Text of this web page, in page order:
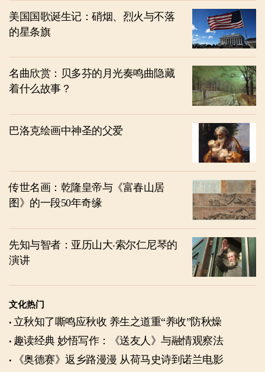
美国国歌诞生记：硝烟、烈火与不落
的星条旗
名曲欣赏：贝多芬的月光奏鸣曲隐藏
着什么故事？
巴洛克绘画中神圣的父爱
传世名画：乾隆皇帝与《富春山居
图》的一段50年奇缘
先知与智者：亚历山大‧索尔仁尼琴的
演讲
文化热门
立秋知了嘶鸣应秋收 养生之道重“养收”防秋燥
趣读经典 妙悟写作：《送友人》与融情观察法
《奥德赛》返乡路漫漫 从荷马史诗到诺兰电影